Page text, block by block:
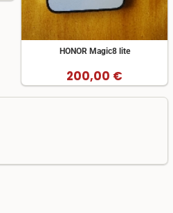
HONOR Magic8 lite
200,00 €